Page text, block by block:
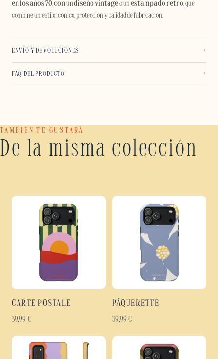
en los años 70,conun diseño vintageo un estampado retro, que
combine un estilo icónico, protección y calidad de fabricación.
ENVÍO Y DEVOLUCIONES
FAQ DEL PRODUCTO
TAMBIÉN TE GUSTARÁ
De la misma colección
CARTE POSTALE
39,99 €
PÂQUERETTE
39,99 €